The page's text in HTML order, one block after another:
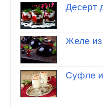
Десерт
Желе из
Суфле